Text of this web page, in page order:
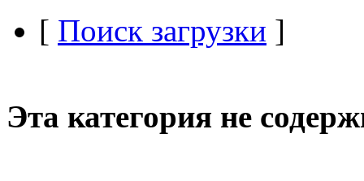
[ Поиск загрузки ]
Эта категория не